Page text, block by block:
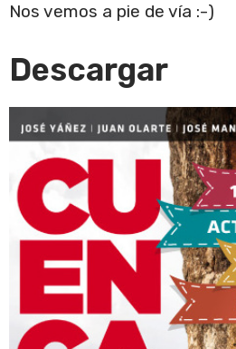
Nos vemos a pie de vía :-)
Descargar